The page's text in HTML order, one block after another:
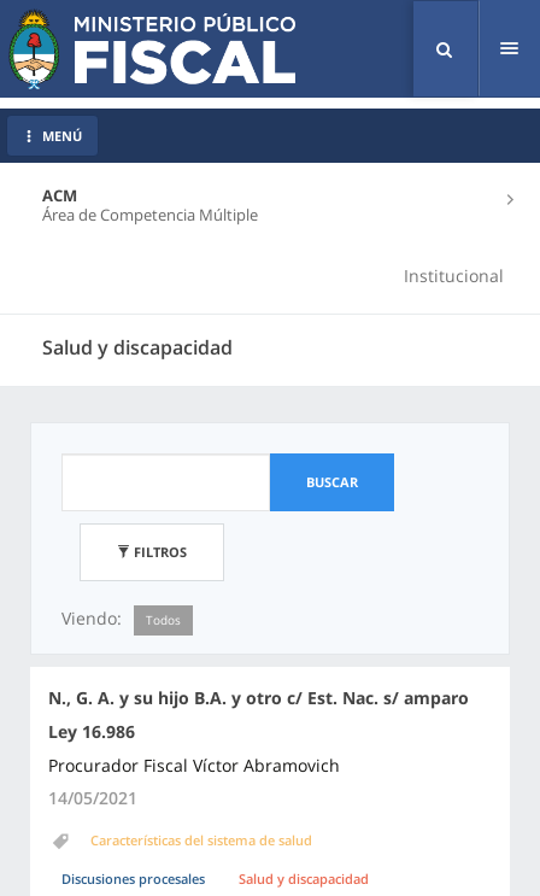
ACM
Área de Competencia Múltiple
Institucional
Salud y discapacidad
MENÚ
BUSCAR
FILTROS
Viendo: Todos
N., G. A. y su hijo B.A. y otro c/ Est. Nac. s/ amparo
Ley 16.986
Procurador Fiscal Víctor Abramovich
14/05/2021
Características del sistema de salud
Discusiones procesales Salud y discapacidad